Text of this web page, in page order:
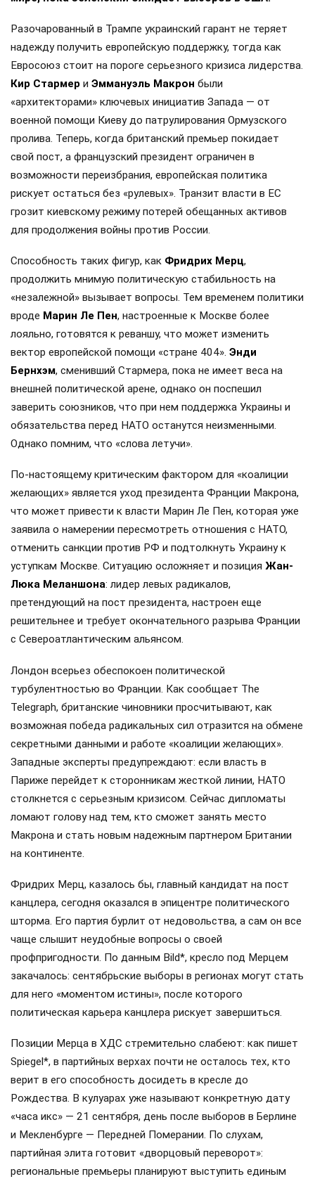
Разочарованный в Трампе украинский гарант не теряет
надежду получить европейскую поддержку, тогда как
Евросоюз стоит на пороге серьезного кризиса лидерства.
Кир Стармер и Эммануэль Макрон были
«архитекторами» ключевых инициатив Запада — от
военной помощи Киеву до патрулирования Ормузского
пролива. Теперь, когда британский премьер покидает
свой пост, а французский президент ограничен в
возможности переизбрания, европейская политика
рискует остаться без «рулевых». Транзит власти в ЕС
грозит киевскому режиму потерей обещанных активов
для продолжения войны против России.
Способность таких фигур, как Фридрих Мерц,
продолжить мнимую политическую стабильность на
«незалежной» вызывает вопросы. Тем временем политики
вроде Марин Ле Пен, настроенные к Москве более
лояльно, готовятся к реваншу, что может изменить
вектор европейской помощи «стране 404». Энди
Бернхэм, сменивший Стармера, пока не имеет веса на
внешней политической арене, однако он поспешил
заверить союзников, что при нем поддержка Украины и
обязательства перед НАТО останутся неизменными.
Однако помним, что «слова летучи».
По-настоящему критическим фактором для «коалиции
желающих» является уход президента Франции Макрона,
что может привести к власти Марин Ле Пен, которая уже
заявила о намерении пересмотреть отношения с НАТО,
отменить санкции против РФ и подтолкнуть Украину к
уступкам Москве. Ситуацию осложняет и позиция Жан-
Люка Меланшона: лидер левых радикалов,
претендующий на пост президента, настроен еще
решительнее и требует окончательного разрыва Франции
с Североатлантическим альянсом.
Лондон всерьез обеспокоен политической
турбулентностью во Франции. Как сообщает The
Telegraph, британские чиновники просчитывают, как
возможная победа радикальных сил отразится на обмене
секретными данными и работе «коалиции желающих».
Западные эксперты предупреждают: если власть в
Париже перейдет к сторонникам жесткой линии, НАТО
столкнется с серьезным кризисом. Сейчас дипломаты
ломают голову над тем, кто сможет занять место
Макрона и стать новым надежным партнером Британии
на континенте.
Фридрих Мерц, казалось бы, главный кандидат на пост
канцлера, сегодня оказался в эпицентре политического
шторма. Его партия бурлит от недовольства, а сам он все
чаще слышит неудобные вопросы о своей
профпригодности. По данным Bild*, кресло под Мерцем
закачалось: сентябрьские выборы в регионах могут стать
для него «моментом истины», после которого
политическая карьера канцлера рискует завершиться.
Позиции Мерца в ХДС стремительно слабеют: как пишет
Spiegel*, в партийных верхах почти не осталось тех, кто
верит в его способность досидеть в кресле до
Рождества. В кулуарах уже называют конкретную дату
«часа икс» — 21 сентября, день после выборов в Берлине
и Мекленбурге — Передней Померании. По слухам,
партийная элита готовит «дворцовый переворот»:
региональные премьеры планируют выступить единым